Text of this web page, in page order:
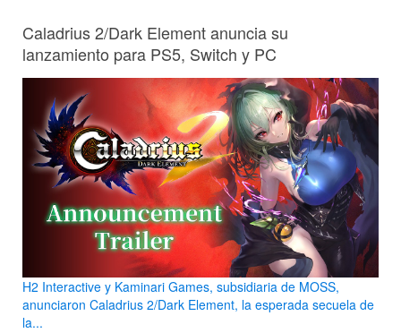
Caladrius 2/Dark Element anuncia su
lanzamiento para PS5, Switch y PC
H2 Interactive y Kaminari Games, subsidiaria de MOSS,
anunciaron Caladrius 2/Dark Element, la esperada secuela de
la...